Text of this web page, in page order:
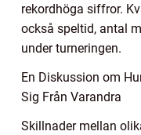
rekordhöga siffror.
också speltid, antal
under turneringen.
En Diskussion om
Sig Från Varandra
Skillnader mellan